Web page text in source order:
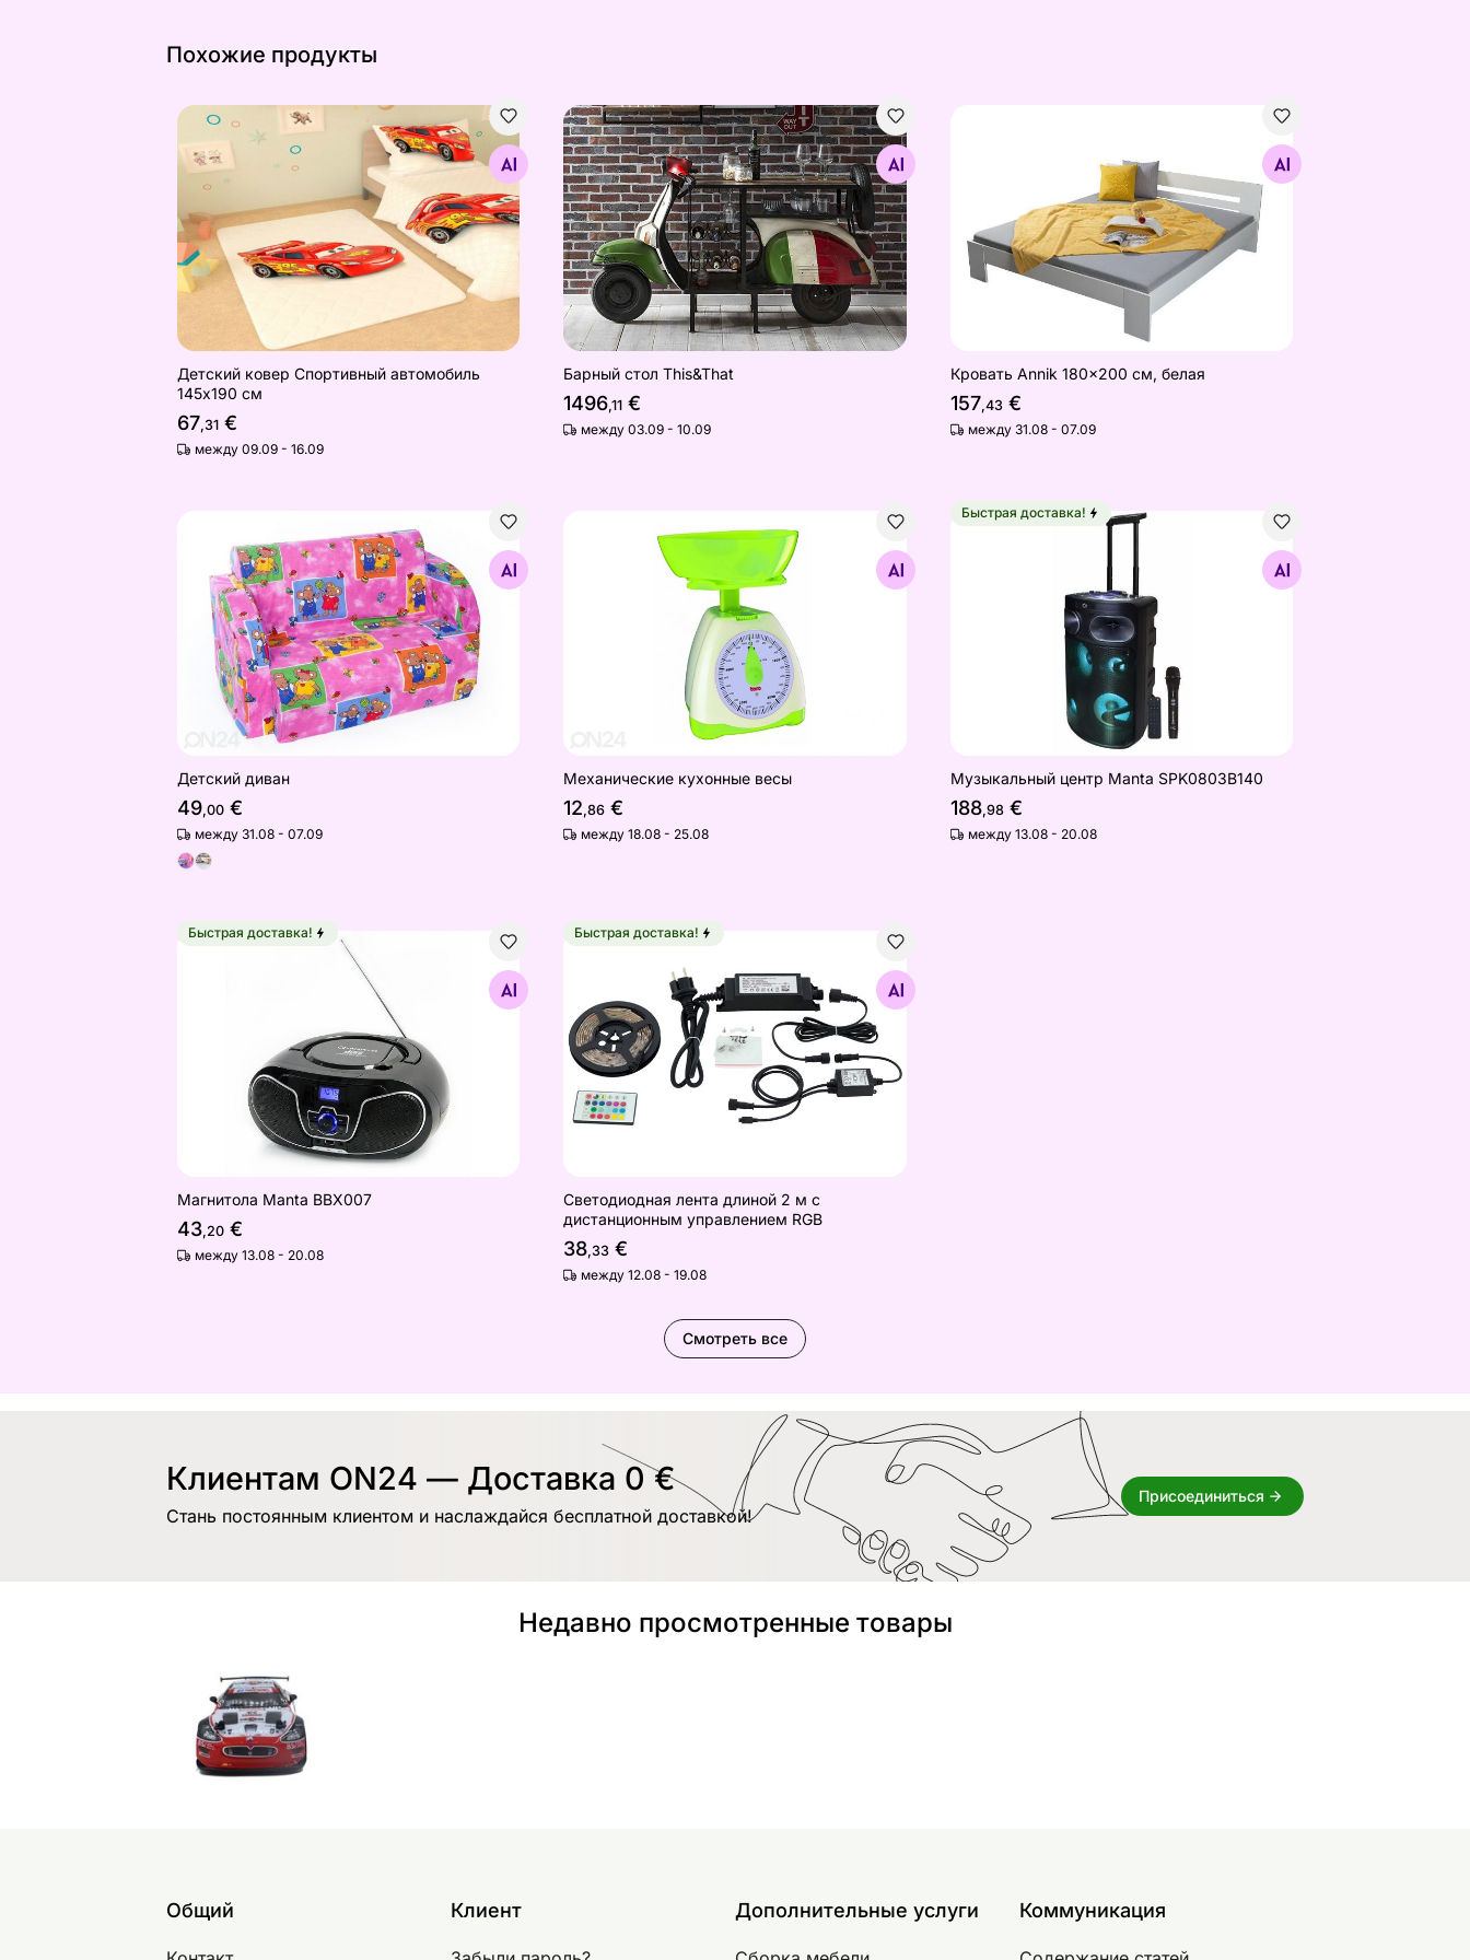
Похожие продукты
Детский ковер Спортивный автомобиль 145x190 см
Найдите похожие
Детский ковер Спортивный автомобиль
145x190 см
67,31 €
между 09.09 - 16.09
Барный стол This&That
Найдите похожие
Барный стол This&That
1496,11 €
между 03.09 - 10.09
Найдите похожие
Кровать Annik 180x200 см, белая
157,43€
между 31.08 - 07.09
Найдите похожие
Детский диван
49,00 €
между 31.08 - 07.09
Механические кухонные весы
Найдите похожие
Механические кухонные весы
12,86 €
между 18.08 - 25.08
Музыкальный центр Manta SPK0803B140
Быстрая доставка!
Музыкальный центр Manta SPK0803B140
188,98€
между 13.08 - 20.08
Магнитола Manta BBX007
Найдите похожие
Быстрая доставка!
Магнитола Manta BBX007
43,20 €
между 13.08 - 20.08
Светодиодная лента длиной 2 м с дистанционным управлением RGB
Найдите похожие
Быстрая доставка!
Светодиодная лента длиной 2 м с
дистанционным управлением RGB
38,33 €
между 12.08 - 19.08
Смотреть все
Клиентам ON24 — Доставка 0 €
Стань постоянным клиентом и наслаждайся бесплатной доставкой!
Присоединиться
Недавно просмотренные товары
Общий Клиент Дополнительные услуги Коммуникация